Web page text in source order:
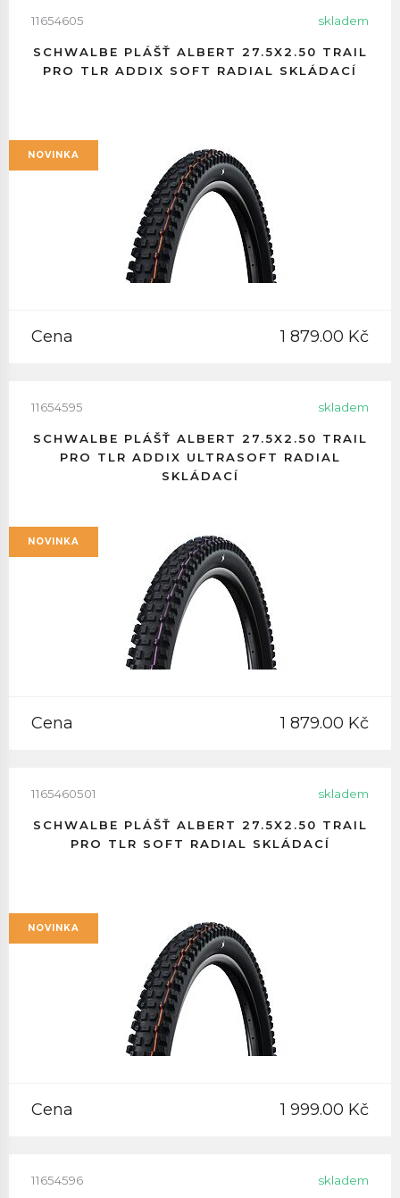
11654605 skladem
SCHWALBE PLÁŠŤ ALBERT 27.5X2.50 TRAIL
PRO TLR ADDIX SOFT RADIAL SKLÁDACÍ
NOVINKA
Cena 1 879.00 Kč
11654595 skladem
SCHWALBE PLÁŠŤ ALBERT 27.5X2.50 TRAIL
PRO TLR ADDIX ULTRASOFT RADIAL
SKLÁDACÍ
NOVINKA
Cena 1 879.00 Kč
1165460501 skladem
SCHWALBE PLÁŠŤ ALBERT 27.5X2.50 TRAIL
PRO TLR SOFT RADIAL SKLÁDACÍ
NOVINKA
Cena 1 999.00 Kč
11654596 skladem